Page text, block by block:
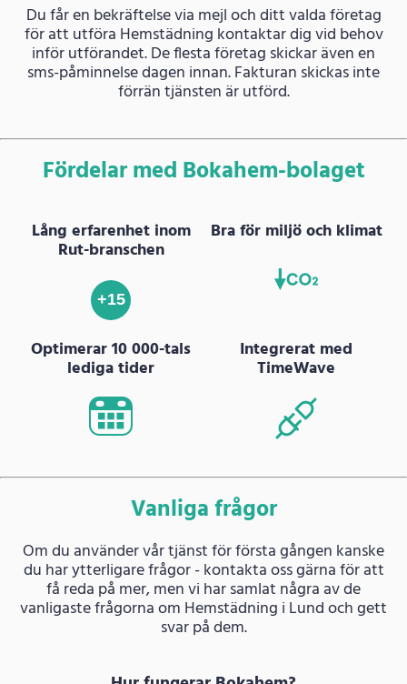
Du får en bekräftelse via mejl och ditt valda företag
för att utföra Hemstädning kontaktar dig vid behov
inför utförandet. De flesta företag skickar även en
sms-påminnelse dagen innan. Fakturan skickas inte
förrän tjänsten är utförd.
Fördelar med Bokahem-bolaget
Lång erfarenhet inom
Rut-branschen
+15
Bra för miljö och klimat
Optimerar 10 000-tals
lediga tider
Integrerat med
TimeWave
Vanliga frågor
Om du använder vår tjänst för första gången kanske
du har ytterligare frågor - kontakta oss gärna för att
få reda på mer, men vi har samlat några av de
vanligaste frågorna om Hemstädning i Lund och gett
svar på dem.